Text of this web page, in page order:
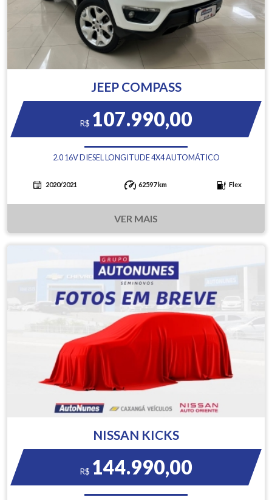
JEEP COMPASS
R$ 107.990,00
2.0 16V DIESEL LONGITUDE 4X4 AUTOMÁTICO
2020/2021 62597 km Flex
VER MAIS
NISSAN KICKS
R$ 144.990,00